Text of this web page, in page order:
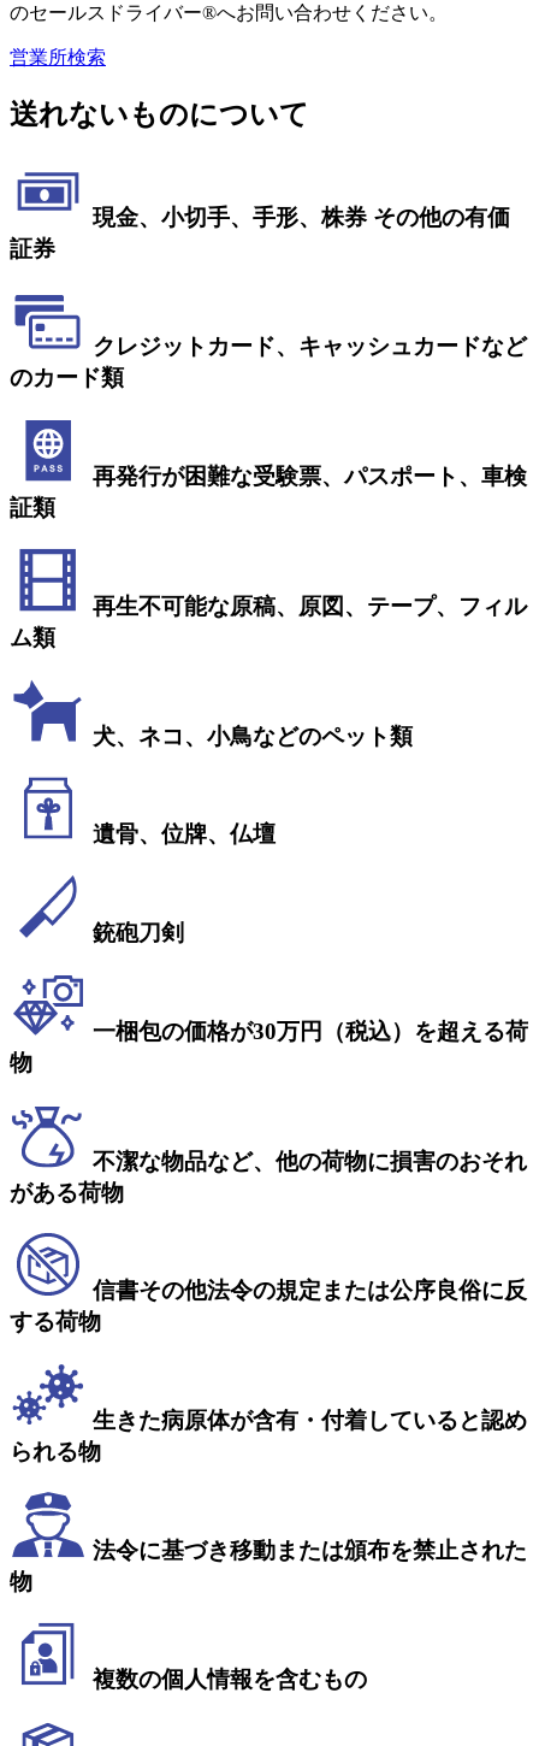
のセールスドライバー®へお問い合わせください。
営業所検索
送れないものについて
現金、小切手、手形、株券 その他の有価
証券
クレジットカード、キャッシュカードなど
のカード類
再発行が困難な受験票、パスポート、車検
証類
再生不可能な原稿、原図、テープ、フィル
ム類
犬、ネコ、小鳥などのペット類
遺骨、位牌、仏壇
銃砲刀剣
一梱包の価格が30万円（税込）を超える荷
物
不潔な物品など、他の荷物に損害のおそれ
がある荷物
信書その他法令の規定または公序良俗に反
する荷物
生きた病原体が含有・付着していると認め
られる物
法令に基づき移動または頒布を禁止された
物
複数の個人情報を含むもの